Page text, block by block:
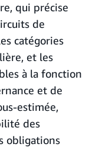
qui précise
de
catégories
et les
à la fonction
et de
estimée,
des
obligations